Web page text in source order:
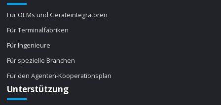
Für OEMs und Geräteintegratoren
Für Terminalfabriken
Für Ingenieure
Für spezielle Branchen
Für den Agenten-Kooperationsplan
Unterstützung